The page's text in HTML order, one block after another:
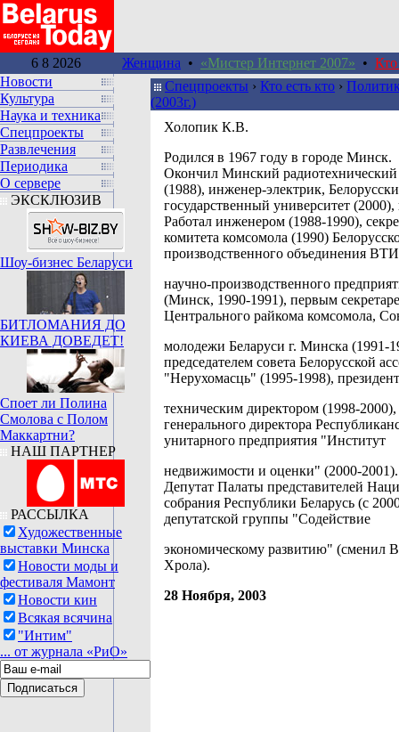
6 8 2026 Женщина • «Мистер Интернет 2007» • Кто
Новости
Культура
Наука и техника
Спецпроекты
Развлечения
Периодика
О сервере
ЭКСКЛЮЗИВ
Шоу-бизнес Беларуси
БИТЛОМАНИЯ ДО
КИЕВА ДОВЕДЕТ!
Споет ли Полина
Смолова с Полом
Маккартни?
НАШ ПАРТНЕР
РАССЫЛКА
Художественные
выставки Минска
Новости моды и
фестиваля Мамонт
Новости кин
Всякая всячина
"Интим"
... от журнала «РиО»
Спецпроекты › Кто есть кто ›
(2003г.)
Холопик К.В.
Родился в 1967 году в городе Минск.
Окончил Минский радиотехнический
(1988), инженер-электрик,
государственный университет
Работал инженером (1988-1990),
комитета комсомола (1990)
производственного объединения
научно-производственного
(Минск, 1990-1991), первым
Центрального райкома комсомола,
молодежи Беларуси г. Минска (1991-
председателем совета Белорусской
"Нерухомасць" (1995-1998),
техническим директором (1998-2000),
генерального директора
унитарного предприятия "Институт
недвижимости и оценки" (2000-2001).
Депутат Палаты представителей
собрания Республики Беларусь (с
депутатской группы "Содействие
экономическому развитию" (сменил
Хрола).
28 Ноября, 2003